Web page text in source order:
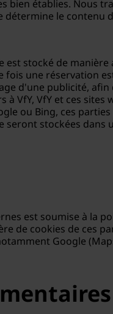
bien établies. Nous
le contenu
stocké de
une réservation
d'une publicité,
à VfY, VfY et ces
ou Bing, ces
stockées dans
est soumise à la
de cookies de ces
Google